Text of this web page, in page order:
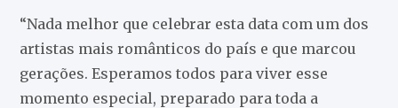
“Nada melhor que celebrar esta data com um dos
artistas mais românticos do país e que marcou
gerações. Esperamos todos para viver esse
momento especial, preparado para toda a